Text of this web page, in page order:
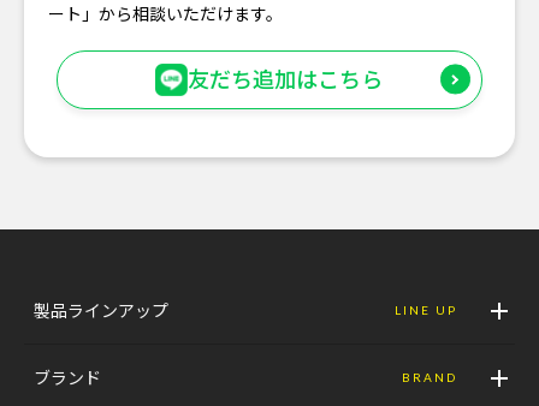
ート」から相談いただけます。
友だち追加はこちら
製品ラインアップ LINE UP
ブランド BRAND